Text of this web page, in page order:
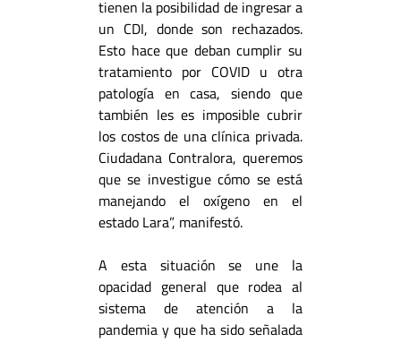
tienen la posibilidad de ingresar a
un CDI, donde son rechazados.
Esto hace que deban cumplir su
tratamiento por COVID u otra
patología en casa, siendo que
también les es imposible cubrir
los costos de una clínica privada.
Ciudadana Contralora, queremos
que se investigue cómo se está
manejando el oxígeno en el
estado Lara”, manifestó.
A esta situación se une la
opacidad general que rodea al
sistema de atención a la
pandemia y que ha sido señalada